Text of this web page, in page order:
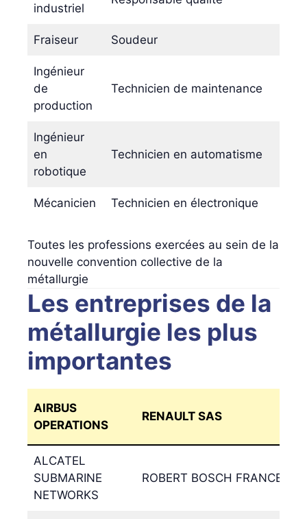
industriel
Fraiseur Soudeur
Ingénieur
de
production
Technicien de maintenance
Ingénieur
en
robotique
Technicien en automatisme
Mécanicien Technicien en électronique
Toutes les professions exercées au sein de la
nouvelle convention collective de la
métallurgie
Les entreprises de la
métallurgie les plus
importantes
AIRBUS
OPERATIONS
RENAULT SAS
ALCATEL
SUBMARINE
NETWORKS
ROBERT BOSCH FRANCE